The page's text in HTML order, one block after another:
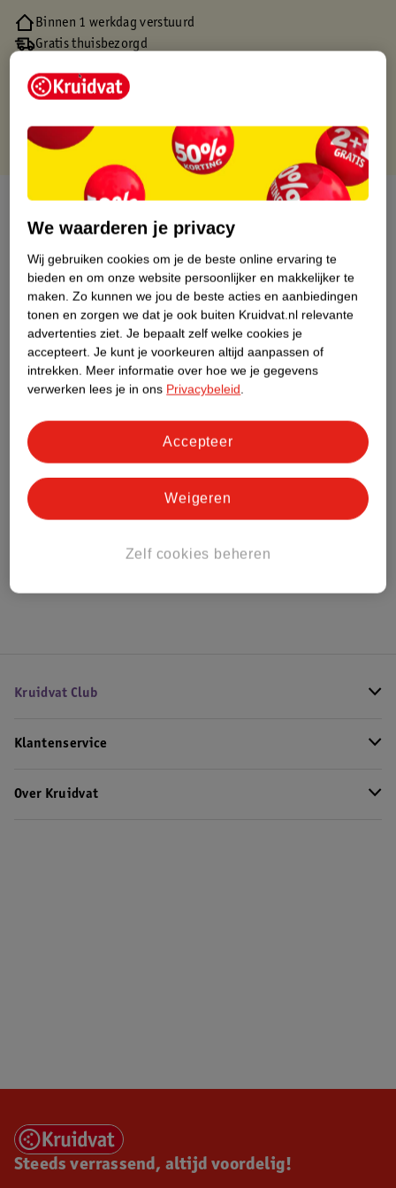
Binnen 1 werkdag verstuurd
Gratis thuisbezorgd
Gratis punten met je Kruidvat kaart
Over dit product
Productinformatie
Nature Impact Score
Dit product heeft (nog) geen Nature
Impact Score.
Meer informatie
Bestel & Bezorginformatie
Bekijk ook
Kruidvat Club
Klantenservice
Over Kruidvat
Steeds verrassend, altijd voordelig!
We waarderen je privacy
Wij gebruiken cookies om je de beste online ervaring te
bieden en om onze website persoonlijker en makkelijker te
maken. Zo kunnen we jou de beste acties en aanbiedingen
tonen en zorgen we dat je ook buiten Kruidvat.nl relevante
advertenties ziet. Je bepaalt zelf welke cookies je
accepteert. Je kunt je voorkeuren altijd aanpassen of
intrekken. Meer informatie over hoe we je gegevens
verwerken lees je in ons Privacybeleid.
Zelf cookies beheren
Weigeren
Accepteer